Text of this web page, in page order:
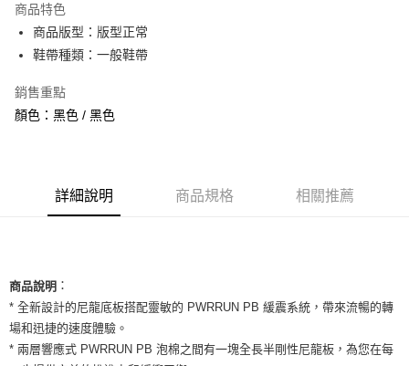
合作金庫商業銀行
華南商業銀行
上海商業儲蓄銀行
臺灣中小企業銀行
匯豐（台灣）商業銀行
台新國際商業銀行
中國信託商業銀行
超商取貨付款
LINE Pay
Apple Pay
街口支付
全盈+PAY
AFTEE先享後付是「在收到商品之後才付款」的支付方式。 讓您購物簡單
便利好安心！
２．便利：只要手機號碼，簡訊認證，即可結帳。
３．安心：先確認商品／服務後，再付款。
ATM付款
運送方式
全家取貨付款
商品特色
商品版型：版型正常
鞋帶種類：一般鞋帶
銷售重點
顏色：黑色 / 黑色
詳細說明 商品規格 相關推薦
商品說明 ：
* 全新設計的尼龍底板搭配靈敏的 PWRRUN PB 緩震系統，帶來流暢的轉
場和迅捷的速度體驗。
* 兩層響應式 PWRRUN PB 泡棉之間有一塊全長半剛性尼龍板，為您在每